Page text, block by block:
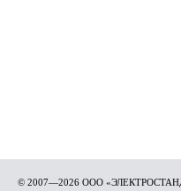
© 2007—2026 ООО